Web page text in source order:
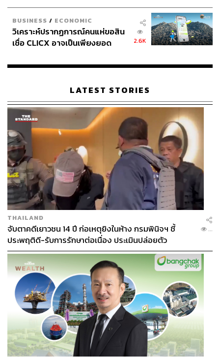
BUSINESS / ECONOMIC
วิเคราะห์ปรากฏการณ์คนแห่ขอสิน
เชื่อ CLICX อาจเป็นเพียงยอด
เรือนไทยที่ถูกซุกไว้
2.6K
LATEST STORIES
THAILAND
จับตาคดีเยาวชน 14 ปี ก่อเหตุยิงในห้าง กรมพินิจฯ ชี้
ประพฤติดี-รับการรักษาต่อเนื่อง ประเมินปล่อยตัว
...